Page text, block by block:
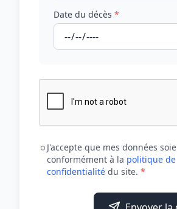
Date du décès *
J'accepte que mes données
conformément à la politique de
confidentialité du site.*